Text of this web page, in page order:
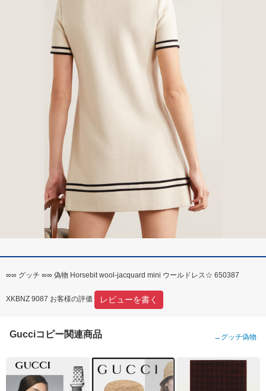
∞∞ グッチ ∞∞ 偽物 Horsebit wool-jacquard mini ウールドレス☆ 650387
XKBNZ 9087 お客様の評価 レビューを書く
Gucciコピー関連商品 → グッチ偽物